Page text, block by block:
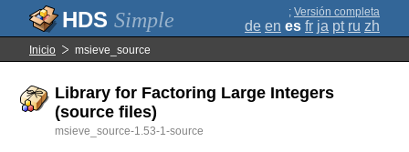
Simple ; Versión completa
de en es fr ja pt ru zh
Inicio msieve_source
Library for Factoring Large Integers
(source files)
msieve_source-1.53-1-source